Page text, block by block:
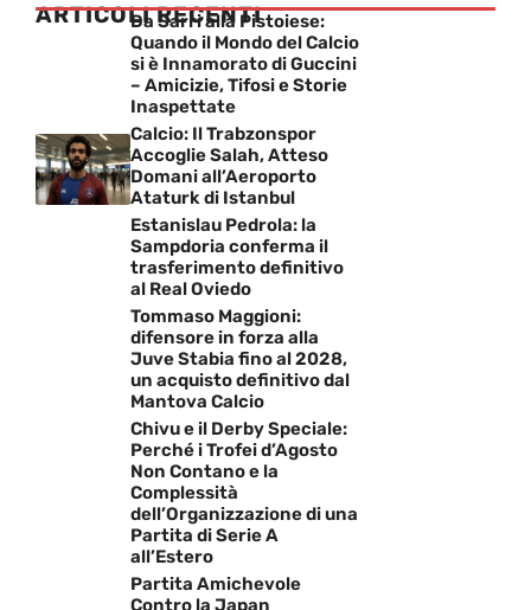
ARTICOLI RECENTI
Da Sarri alla Pistoiese:
Quando il Mondo del Calcio
si è Innamorato di Guccini
– Amicizie, Tifosi e Storie
Inaspettate
Calcio: Il Trabzonspor
Accoglie Salah, Atteso
Domani all’Aeroporto
Ataturk di Istanbul
Estanislau Pedrola: la
Sampdoria conferma il
trasferimento definitivo
al Real Oviedo
Tommaso Maggioni:
difensore in forza alla
Juve Stabia fino al 2028,
un acquisto definitivo dal
Mantova Calcio
Chivu e il Derby Speciale:
Perché i Trofei d’Agosto
Non Contano e la
Complessità
dell’Organizzazione di una
Partita di Serie A
all’Estero
Partita Amichevole